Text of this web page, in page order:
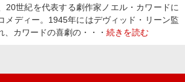
20世紀を代表する劇作家ノエル・カワードに
メディー。1945年にはデヴィッド・リーン監
、カワードの喜劇の・・・ 続きを読む